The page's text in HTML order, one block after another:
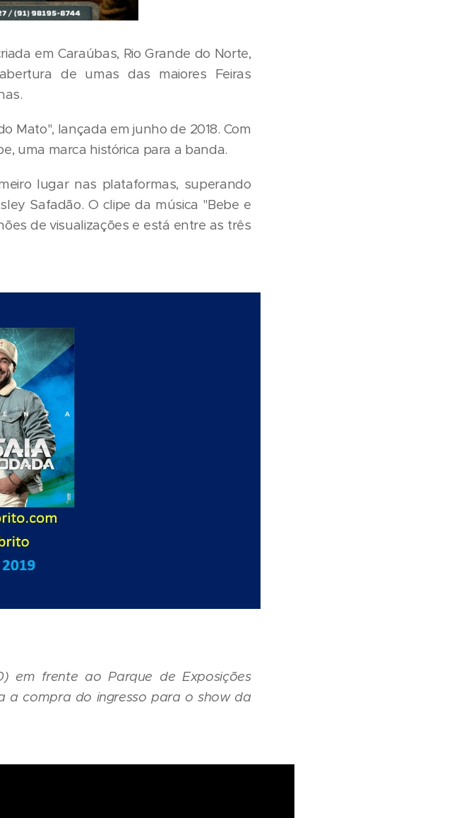
em Caraúbas, Rio Grande do Norte,
de umas das maiores Feiras
Mato", lançada em junho de 2018. Com
uma marca histórica para a banda.
lugar nas plataformas, superando
Safadão. O clipe da música "Bebe e
de visualizações e está entre as três
em frente ao Parque de Exposições
a compra do ingresso para o show da